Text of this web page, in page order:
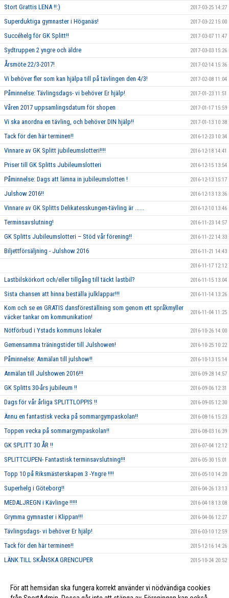
Stort Grattis LENA !!:) 2017-03-25 14:27
Superduktiga gymnaster i Höganäs! 2017-03-22 15:00
Succéhelg för GK Splitt!! 2017-03-07 11:47
Sydtruppen 2 yngre och äldre 2017-03-03 15:26
Årsmöte 22/3-2017! 2017-02-14 15:36
Vi behöver fler som kan hjälpa till på tävlingen den 4/3! 2017-02-08 11:04
Påminnelse: Tävlingsdags- vi behöver Er hjälp! 2017-01-23 11:51
Våren 2017 uppsamlingsdatum för shopen 2017-01-17 15:59
Vi ska anordna en tävling, och behöver DIN hjälp!! 2017-01-13 10:38
Tack för den här terminen!! 2016-12-23 10:34
Vinnare av GK Splitt jubileumslotteri!!!! 2016-12-18 14:41
Priser till GK Splitts Jubileumslotteri 2016-12-15 13:54
Påminnelse: Dags att lämna in jubileumslotten ! 2016-12-13 15:17
Julshow 2016!! 2016-12-13 13:36
Vinnare av GK Splitts Delikatesskungen-tävling är ...... 2016-12-10 13:46
Terminsavslutning! 2016-11-23 14:57
GK Splitts Jubileumslotteri – Stöd vår förening!! 2016-11-22 14:33
Biljettförsäljning - Julshow 2016 2016-11-21 14:43
2016-11-17 12:12
Lastbilskörkort och/eller tillgång till täckt lastbil? 2016-11-15 13:04
Sista chansen att hinna beställa julklappar!!! 2016-11-14 13:26
Kom och se en GRATIS dansföreställning som genom ett språkmyller
väcker tankar om kommunikation!
2016-11-04 11:25
Nötförbud i Ystads kommuns lokaler 2016-10-26 14:00
Gemensamma träningstider till Julshowen! 2016-10-25 10:22
Påminnelse: Anmälan till julshow!! 2016-10-13 15:14
Anmälan till Julshowen 2016!!! 2016-09-28 14:57
GK Splitts 30-års jubileum !! 2016-09-06 12:31
Dags för vår årliga SPLITTLOPPIS !! 2016-09-05 12:30
Ännu en fantastisk vecka på sommargympaskolan!! 2016-08-16 15:23
Toppen vecka på sommargympaskolan!! 2016-08-03 16:39
GK SPLITT 30 ÅR !! 2016-07-04 12:12
SPLITTCUPEN- Fantastisk terminsavslutning!!! 2016-05-30 15:01
Topp 10 på Riksmästerskapen 3 -Yngre !!!! 2016-05-10 14:20
Superhelg i Göteborg!! 2016-04-26 13:13
MEDALJREGN i Kävlinge !!!!! 2016-04-18 13:08
Grymma gymnaster i Klippan!!! 2016-04-06 12:27
Tävlingsdags- vi behöver Er hjälp! 2016-03-10 12:59
Tack för den här terminen!! 2015-12-16 14:26
LÄNK TILL SKÅNSKA GRENCUPER 2015-10-24 20:52
Vi ska annordna en tävling, och behöver DIN hjälp!! 2015-09-10 13:26
För att hemsidan ska fungera korrekt använder vi nödvändiga cookies